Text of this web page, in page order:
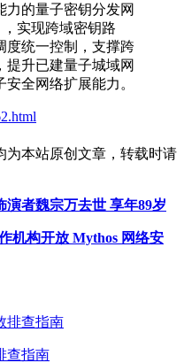
力的量子密钥分发网
实现跨域密钥路
度统一控制，支撑跨
提升已建量子城域网
全网络扩展能力。
为本站原创文章，转载时请
演者魏宗万去世 享年89岁
机构开放 Mythos 网络安
查指南